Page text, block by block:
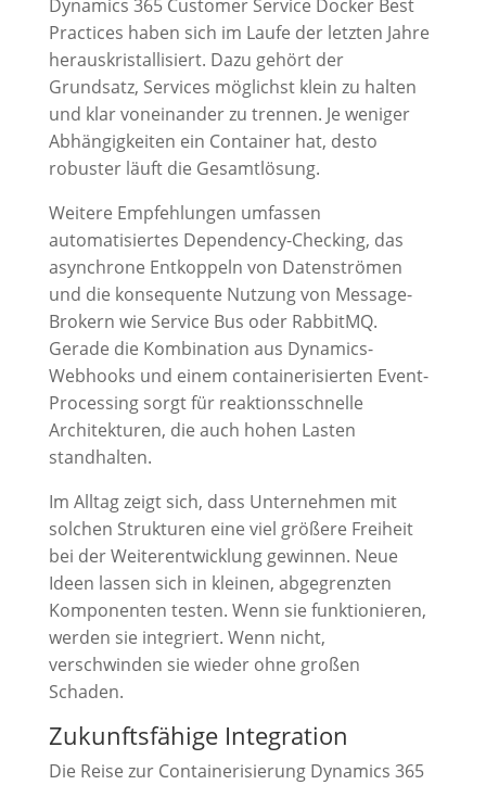
Dynamics 365 Customer Service Docker Best
Practices haben sich im Laufe der letzten Jahre
herauskristallisiert. Dazu gehört der
Grundsatz, Services möglichst klein zu halten
und klar voneinander zu trennen. Je weniger
Abhängigkeiten ein Container hat, desto
robuster läuft die Gesamtlösung.
Weitere Empfehlungen umfassen
automatisiertes Dependency-Checking, das
asynchrone Entkoppeln von Datenströmen
und die konsequente Nutzung von Message-
Brokern wie Service Bus oder RabbitMQ.
Gerade die Kombination aus Dynamics-
Webhooks und einem containerisierten Event-
Processing sorgt für reaktionsschnelle
Architekturen, die auch hohen Lasten
standhalten.
Im Alltag zeigt sich, dass Unternehmen mit
solchen Strukturen eine viel größere Freiheit
bei der Weiterentwicklung gewinnen. Neue
Ideen lassen sich in kleinen, abgegrenzten
Komponenten testen. Wenn sie funktionieren,
werden sie integriert. Wenn nicht,
verschwinden sie wieder ohne großen
Schaden.
Zukunftsfähige Integration
Die Reise zur Containerisierung Dynamics 365